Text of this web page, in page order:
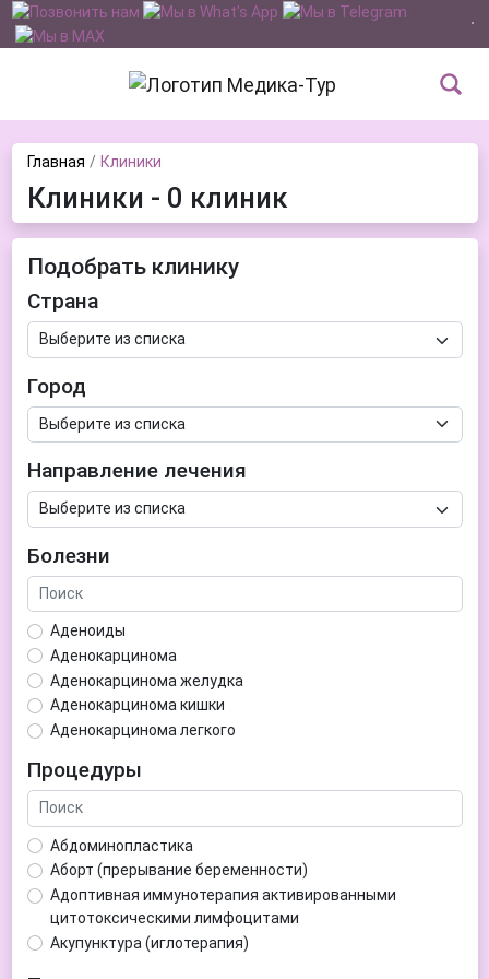
Главная Клиники
Клиники - 0 клиник
Подобрать клинику
Страна
Город
Направление лечения
Болезни
Аденоиды
Аденокарцинома
Аденокарцинома желудка
Аденокарцинома кишки
Аденокарцинома легкого
Аденома гипофиза
Аденома простаты
Аденома щитовидной железы
Аденомиоз
Адентия
Азооспермия
Акне (угри)
Алкоголизм
Процедуры
Абдоминопластика
Аборт (прерывание беременности)
Адоптивная иммунотерапия активированными
цитотоксическими лимфоцитами
Акупунктура (иглотерапия)